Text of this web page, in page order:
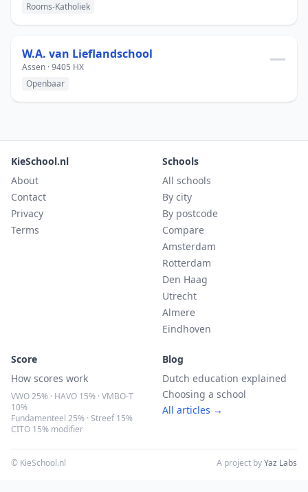
Rooms-Katholiek
W.A. van Lieflandschool
Assen · 9405 HX
Openbaar
—
KieSchool.nl
About
Contact
Privacy
Terms
Schools
All schools
By city
By postcode
Compare
Amsterdam
Rotterdam
Den Haag
Utrecht
Almere
Eindhoven
Score
How scores work
VWO 25% · HAVO 15% · VMBO-T
10%
Fundamenteel 25% · Streef 15%
CITO 15% modifier
Blog
Dutch education explained
Choosing a school
All articles →
© KieSchool.nl A project byYaz Labs